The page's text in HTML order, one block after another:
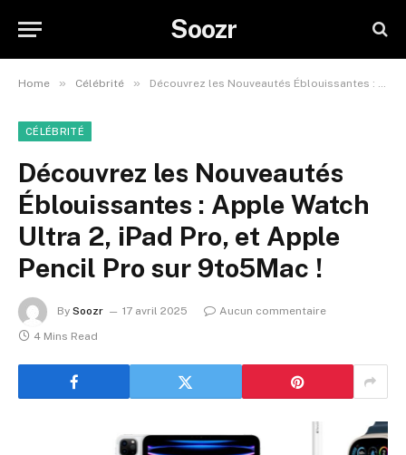
Soozr
Home » Célébrité » Découvrez les Nouveautés Éblouissantes : Apple Watch Ultra 2, iPad Pro, et Apple Pencil Pro sur 9to5Mac !
CÉLÉBRITÉ
Découvrez les Nouveautés
Éblouissantes : Apple Watch
Ultra 2, iPad Pro, et Apple
Pencil Pro sur 9to5Mac !
By Soozr 17 avril 2025
Aucun commentaire
4 Mins Read